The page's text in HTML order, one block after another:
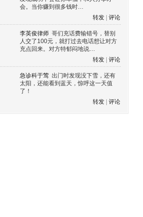
会。当你赚到很多钱时…
转发
评论
李英俊律师 哥们充话费输错号，替别
人交了100元，就打过去电话想让对方
充点回来。对方特郁闷地说…
转发
评论
急诊科于莺 出门时发现没下雪，还有
太阳，还能看到蓝天，惊呼这一天值
了！
转发
评论